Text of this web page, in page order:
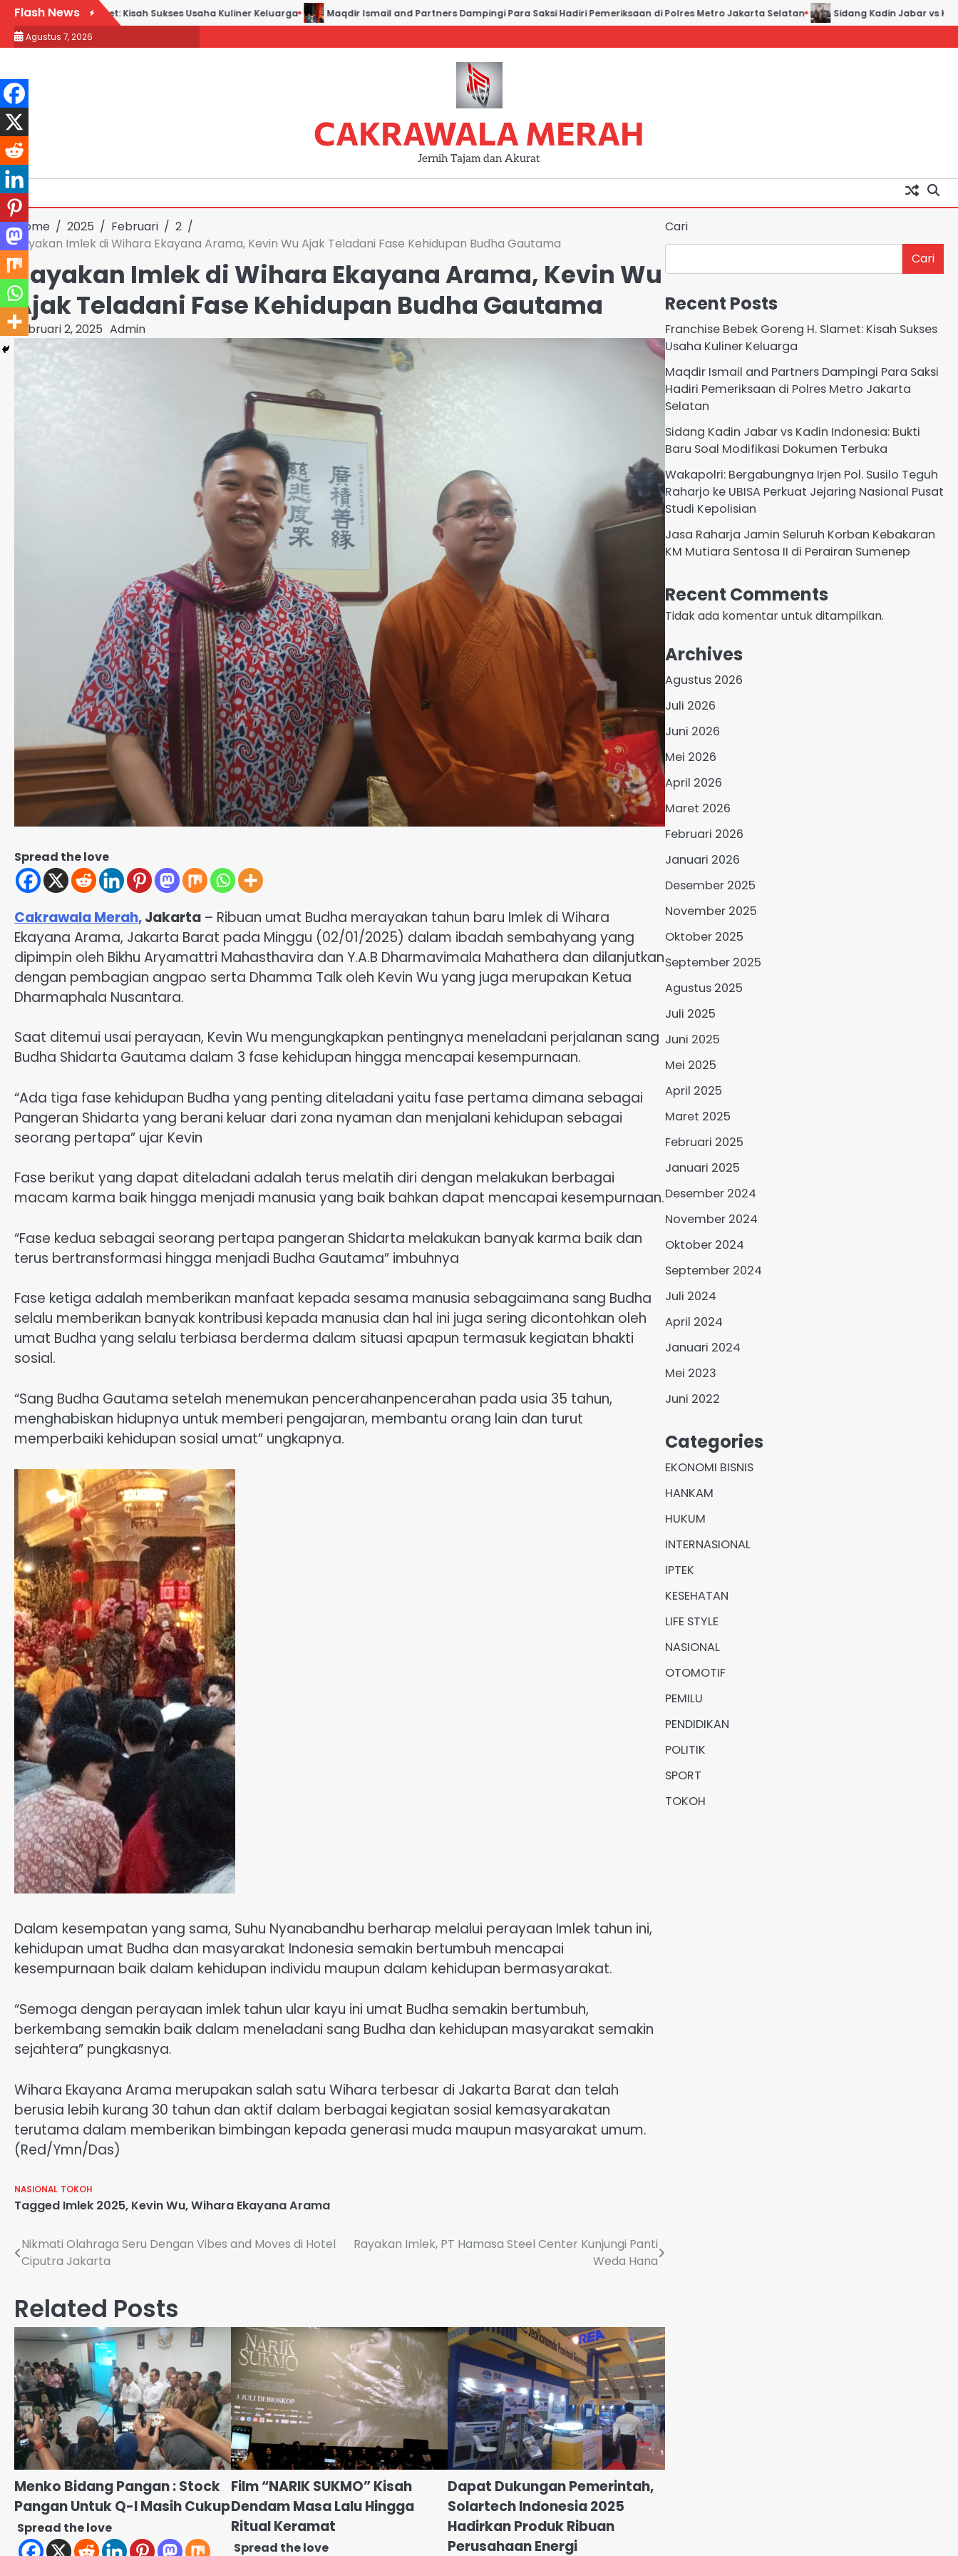
Skip
content
Flash News
Goreng H. Slamet: Kisah Sukses Usaha Kuliner Keluarga Maqdir Ismail and Partners Dampingi Para Saksi Hadiri Pemeriksaan di Polres Metro Jakarta Selatan Sidang Kadin Jabar vs Kadin
Agustus 7, 2026
CAKRAWALA MERAH
Jernih Tajam dan Akurat
Home 2025 Februari
2
Rayakan Imlek di Wihara Ekayana Arama, Kevin Wu Ajak Teladani Fase Kehidupan Budha Gautama
Rayakan Imlek di Wihara Ekayana Arama, Kevin Wu
Ajak Teladani Fase Kehidupan Budha Gautama
Februari 2, 2025 Admin
Spread the love
Cakrawala Merah,Jakarta – Ribuan umat Budha merayakan tahun baru Imlek di Wihara
Ekayana Arama, Jakarta Barat pada Minggu (02/01/2025) dalam ibadah sembahyang yang
dipimpin oleh Bikhu Aryamattri Mahasthavira dan Y.A.B Dharmavimala Mahathera dan dilanjutkan
dengan pembagian angpao serta Dhamma Talk oleh Kevin Wu yang juga merupakan Ketua
Dharmaphala Nusantara.
Saat ditemui usai perayaan, Kevin Wu mengungkapkan pentingnya meneladani perjalanan sang
Budha Shidarta Gautama dalam 3 fase kehidupan hingga mencapai kesempurnaan.
“Ada tiga fase kehidupan Budha yang penting diteladani yaitu fase pertama dimana sebagai
Pangeran Shidarta yang berani keluar dari zona nyaman dan menjalani kehidupan sebagai
seorang pertapa” ujar Kevin
Fase berikut yang dapat diteladani adalah terus melatih diri dengan melakukan berbagai
macam karma baik hingga menjadi manusia yang baik bahkan dapat mencapai kesempurnaan.
“Fase kedua sebagai seorang pertapa pangeran Shidarta melakukan banyak karma baik dan
terus bertransformasi hingga menjadi Budha Gautama” imbuhnya
Fase ketiga adalah memberikan manfaat kepada sesama manusia sebagaimana sang Budha
selalu memberikan banyak kontribusi kepada manusia dan hal ini juga sering dicontohkan oleh
umat Budha yang selalu terbiasa berderma dalam situasi apapun termasuk kegiatan bhakti
sosial.
“Sang Budha Gautama setelah menemukan pencerahanpencerahan pada usia 35 tahun,
menghabiskan hidupnya untuk memberi pengajaran, membantu orang lain dan turut
memperbaiki kehidupan sosial umat” ungkapnya.
Dalam kesempatan yang sama, Suhu Nyanabandhu berharap melalui perayaan Imlek tahun ini,
kehidupan umat Budha dan masyarakat Indonesia semakin bertumbuh mencapai
kesempurnaan baik dalam kehidupan individu maupun dalam kehidupan bermasyarakat.
“Semoga dengan perayaan imlek tahun ular kayu ini umat Budha semakin bertumbuh,
berkembang semakin baik dalam meneladani sang Budha dan kehidupan masyarakat semakin
sejahtera” pungkasnya.
Wihara Ekayana Arama merupakan salah satu Wihara terbesar di Jakarta Barat dan telah
berusia lebih kurang 30 tahun dan aktif dalam berbagai kegiatan sosial kemasyarakatan
terutama dalam memberikan bimbingan kepada generasi muda maupun masyarakat umum.
(Red/Ymn/Das)
NASIONAL TOKOH
Tagged Imlek 2025, Kevin Wu,Wihara Ekayana Arama
Navigasi
pos
Nikmati Olahraga Seru Dengan Vibes and Moves di Hotel
Ciputra Jakarta
Rayakan Imlek, PT Hamasa Steel Center Kunjungi Panti
Weda Hana
Related Posts
Menko Bidang Pangan : Stock
Pangan Untuk Q-I Masih Cukup
Spread the love
Film “NARIK SUKMO” Kisah
Dendam Masa Lalu Hingga
Ritual Keramat
Spread the love
Dapat Dukungan Pemerintah,
Solartech Indonesia 2025
Hadirkan Produk Ribuan
Perusahaan Energi
Cari
Cari
Recent Posts
Franchise Bebek Goreng H. Slamet: Kisah Sukses
Usaha Kuliner Keluarga
Maqdir Ismail and Partners Dampingi Para Saksi
Hadiri Pemeriksaan di Polres Metro Jakarta
Selatan
Sidang Kadin Jabar vs Kadin Indonesia: Bukti
Baru Soal Modifikasi Dokumen Terbuka
Wakapolri: Bergabungnya Irjen Pol. Susilo Teguh
Raharjo ke UBISA Perkuat Jejaring Nasional Pusat
Studi Kepolisian
Jasa Raharja Jamin Seluruh Korban Kebakaran
KM Mutiara Sentosa II di Perairan Sumenep
Recent Comments
Tidak ada komentar untuk ditampilkan.
Archives
Agustus 2026
Juli 2026
Juni 2026
Mei 2026
April 2026
Maret 2026
Februari 2026
Januari 2026
Desember 2025
November 2025
Oktober 2025
September 2025
Agustus 2025
Juli 2025
Juni 2025
Mei 2025
April 2025
Maret 2025
Februari 2025
Januari 2025
Desember 2024
November 2024
Oktober 2024
September 2024
Juli 2024
April 2024
Januari 2024
Mei 2023
Juni 2022
Categories
EKONOMI BISNIS
HANKAM
HUKUM
INTERNASIONAL
IPTEK
KESEHATAN
LIFE STYLE
NASIONAL
OTOMOTIF
PEMILU
PENDIDIKAN
POLITIK
SPORT
TOKOH